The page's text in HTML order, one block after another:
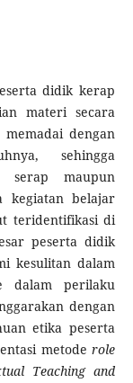
didik kerap
materi secara
dengan
sehingga
serap maupun
kegiatan belajar
teridentifikasi di
peserta didik
kesulitan dalam
dalam perilaku
dengan
etika peserta
metoderole
Teaching and